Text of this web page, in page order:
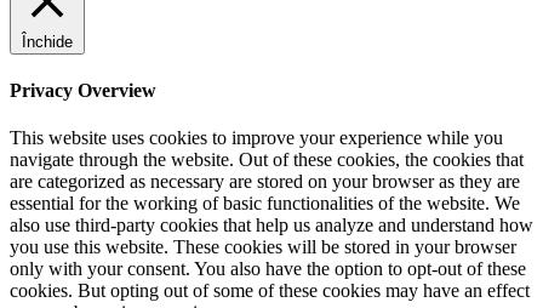
Închide
Privacy Overview
This website uses cookies to improve your experience while you
navigate through the website. Out of these cookies, the cookies that
are categorized as necessary are stored on your browser as they are
essential for the working of basic functionalities of the website. We
also use third-party cookies that help us analyze and understand how
you use this website. These cookies will be stored in your browser
only with your consent. You also have the option to opt-out of these
cookies. But opting out of some of these cookies may have an effect